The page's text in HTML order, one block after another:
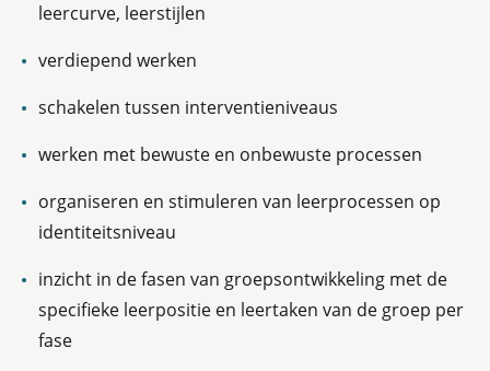
leercurve, leerstijlen
verdiepend werken
schakelen tussen interventieniveaus
werken met bewuste en onbewuste processen
organiseren en stimuleren van leerprocessen op
identiteitsniveau
inzicht in de fasen van groepsontwikkeling met de
specifieke leerpositie en leertaken van de groep per
fase